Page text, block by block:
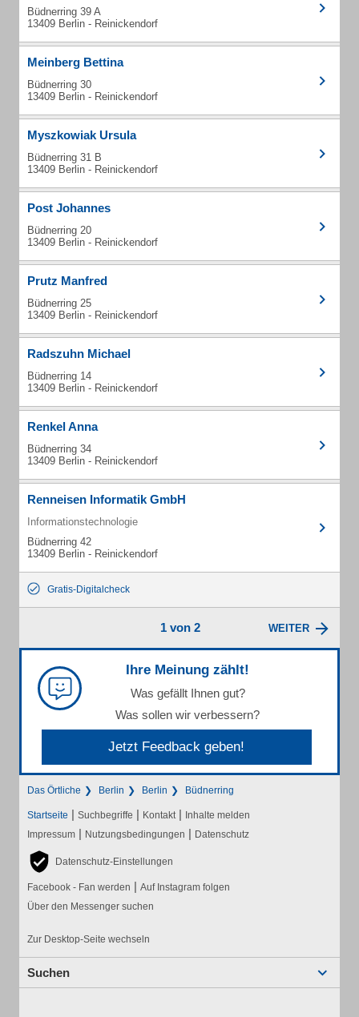
Büdnerring 39 A
13409 Berlin - Reinickendorf
Meinberg Bettina
Büdnerring 30
13409 Berlin - Reinickendorf
Myszkowiak Ursula
Büdnerring 31 B
13409 Berlin - Reinickendorf
Post Johannes
Büdnerring 20
13409 Berlin - Reinickendorf
Prutz Manfred
Büdnerring 25
13409 Berlin - Reinickendorf
Radszuhn Michael
Büdnerring 14
13409 Berlin - Reinickendorf
Renkel Anna
Büdnerring 34
13409 Berlin - Reinickendorf
Renneisen Informatik GmbH
Informationstechnologie
Büdnerring 42
13409 Berlin - Reinickendorf
Gratis-Digitalcheck
1 von 2 WEITER
Ihre Meinung zählt!
Was gefällt Ihnen gut?
Was sollen wir verbessern?
Jetzt Feedback geben!
Das Örtliche Berlin Berlin Büdnerring
Startseite | Suchbegriffe | Kontakt | Inhalte melden
Impressum | Nutzungsbedingungen | Datenschutz
Datenschutz-Einstellungen
Facebook - Fan werden | Auf Instagram folgen
Über den Messenger suchen
Zur Desktop-Seite wechseln
Suchen